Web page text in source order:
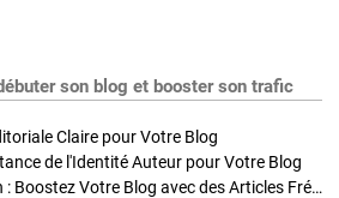
son blog et booster son trafic
Claire pour Votre Blog
de l'Identité Auteur pour Votre Blog
Stratégies de Publication : Boostez Votre Blog avec des Articles Fréquents et Exclusifs